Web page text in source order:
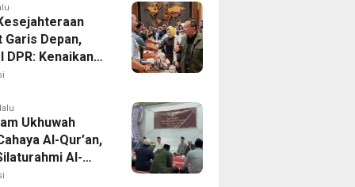
Garis Depan,
DPR: Kenaikan
Ukhuwah
Al-Qur’an,
Al-
Bersiap